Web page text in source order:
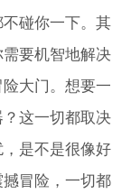
碰你一下。其
要机智地解决
大门。想要一
这一切都取决
是不是很像好
冒险，一切都